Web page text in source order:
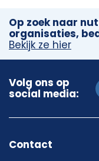
Op zoek naar
organisaties,
Bekijk ze hier
Volg ons op
social media:
Contact